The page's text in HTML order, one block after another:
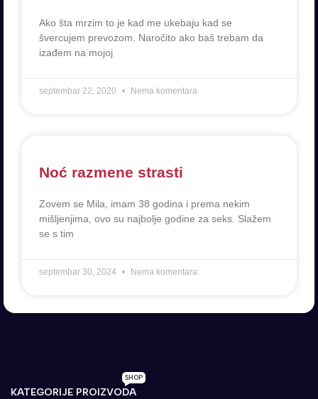
Ako šta mrzim to je kad me ukebaju kad se
švercujem prevozom. Naročito ako baš trebam da
izađem na mojoj
septembar 22, 2020 Nema komentara
Noć razmene strasti
Zovem se Mila, imam 38 godina i prema nekim
mišljenjima, ovo su najbolje godine za seks. Slažem
se s tim
septembar 30, 2024 Nema komentara
KATEGORIJE PROIZVODA
SHOP